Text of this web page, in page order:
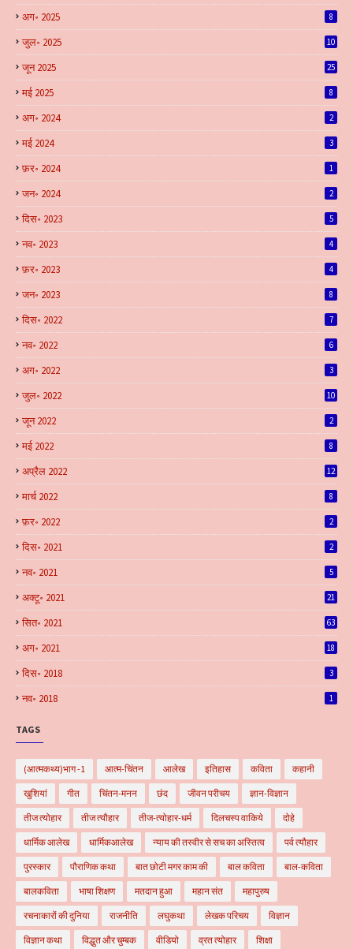
अग॰ 2025 8
जुल॰ 2025 10
जून 2025 25
मई 2025 8
अग॰ 2024 2
मई 2024 3
फ़र॰ 2024 1
जन॰ 2024 2
दिस॰ 2023 5
नव॰ 2023 4
फ़र॰ 2023 4
जन॰ 2023 8
दिस॰ 2022 7
नव॰ 2022 6
अग॰ 2022 3
जुल॰ 2022 10
जून 2022 2
मई 2022 8
अप्रैल 2022 12
मार्च 2022 8
फ़र॰ 2022 2
दिस॰ 2021 2
नव॰ 2021 5
अक्टू॰ 2021 21
सित॰ 2021 63
अग॰ 2021 18
दिस॰ 2018 3
नव॰ 2018 1
TAGS
(आत्मकथ्य)भाग -1 आत्म-चिंतन आलेख इतिहास कविता कहानी
खुशियां गीत चिंतन-मनन छंद जीवन परीचय ज्ञान-विज्ञान
तीज त्योहार तीज त्यौहार तीज-त्योहार-धर्म दिलचस्प वाकिये दोहे
धार्मिक आलेख धार्मिकआलेख न्याय की तस्वीर से सच का अस्तित्व पर्व त्यौहार
पुरस्कार पौराणिक कथा बात छोटी मगर काम की बाल कविता बाल-कविता
बालकविता भाषा शिक्षण मतदान हुआ महान संत महापुरुष
रचनाकारों की दुनिया राजनीति लघुकथा लेखक परिचय विज्ञान
विज्ञान कथा विद्धुत और चुम्बक वीडियो व्रत त्योहार शिक्षा